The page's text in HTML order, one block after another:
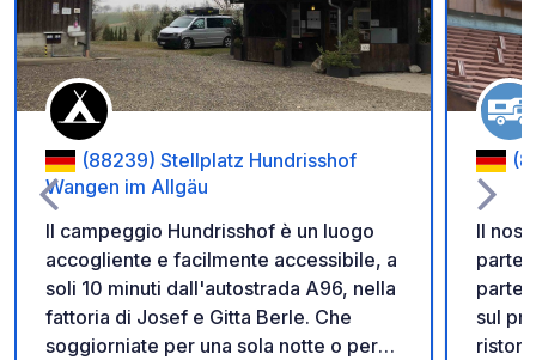
(88239) Stellplatz Hundrisshof
Wangen im Allgäu
Il campeggio Hundrisshof è un luogo
accogliente e facilmente accessibile, a
soli 10 minuti dall'autostrada A96, nella
fattoria di Josef e Gitta Berle. Che
soggiorniate per una sola notte o per
Il
parte
parte
sul